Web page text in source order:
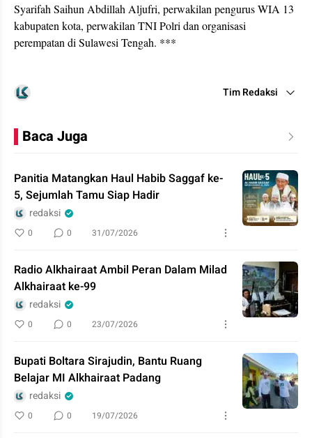
Syarifah Saihun Abdillah Aljufri, perwakilan pengurus WIA 13
kabupaten kota, perwakilan TNI Polri dan organisasi
perempatan di Sulawesi Tengah. ***
Tim Redaksi
Baca Juga
Panitia Matangkan Haul Habib Saggaf ke-
5, Sejumlah Tamu Siap Hadir
redaksi
0 0 31/07/2026
Radio Alkhairaat Ambil Peran Dalam Milad
Alkhairaat ke-99
redaksi
0 0 23/07/2026
Bupati Boltara Sirajudin, Bantu Ruang
Belajar MI Alkhairaat Padang
redaksi
0 0 19/07/2026